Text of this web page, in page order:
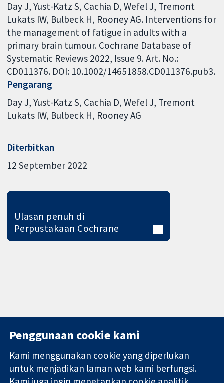
Day J, Yust-Katz S, Cachia D, Wefel J, Tremont
Lukats IW, Bulbeck H, Rooney AG. Interventions for
the management of fatigue in adults with a
primary brain tumour. Cochrane Database of
Systematic Reviews 2022, Issue 9. Art. No.:
CD011376. DOI: 10.1002/14651858.CD011376.pub3.
Pengarang
Day J Yust-Katz S Cachia D Wefel J Tremont
Lukats IW Bulbeck H Rooney AG
Diterbitkan
12 September 2022
Ulasan penuh di
Perpustakaan Cochrane
11-13 Cavendish
Square
Hubungi kita
Berita
Penggunaan cookie kami
Kami menggunakan cookie yang diperlukan
untuk menjadikan laman web kami berfungsi.